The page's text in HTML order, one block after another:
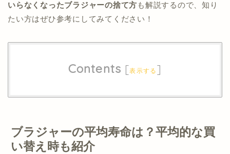
いらなくなったブラジャーの捨て方 も解説するので、知り
たい方はぜひ参考にしてみてください！
Contents [表示する ]
ブラジャーの平均寿命は？平均的な買
い替え時も紹介